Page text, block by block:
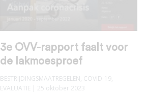
3e OVV-rapport faalt voor
de lakmoesproef
BESTRIJDINGSMAATREGELEN, COVID-19,
EVALUATIE | 25 oktober 2023